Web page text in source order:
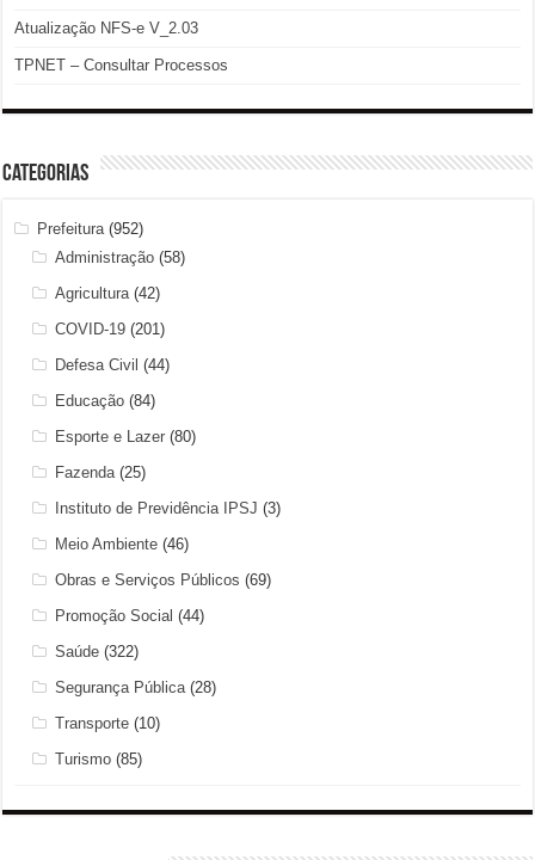
Atualização NFS-e V_2.03
TPNET – Consultar Processos
Categorias
Prefeitura (952)
Administração (58)
Agricultura (42)
COVID-19 (201)
Defesa Civil (44)
Educação (84)
Esporte e Lazer (80)
Fazenda (25)
Instituto de Previdência IPSJ (3)
Meio Ambiente (46)
Obras e Serviços Públicos (69)
Promoção Social (44)
Saúde (322)
Segurança Pública (28)
Transporte (10)
Turismo (85)